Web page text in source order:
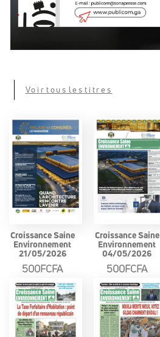
Voir tous les titres
Croissance Saine
Environnement
21/05/2026
500FCFA
Croissance Saine
Environnement
04/05/2026
500FCFA